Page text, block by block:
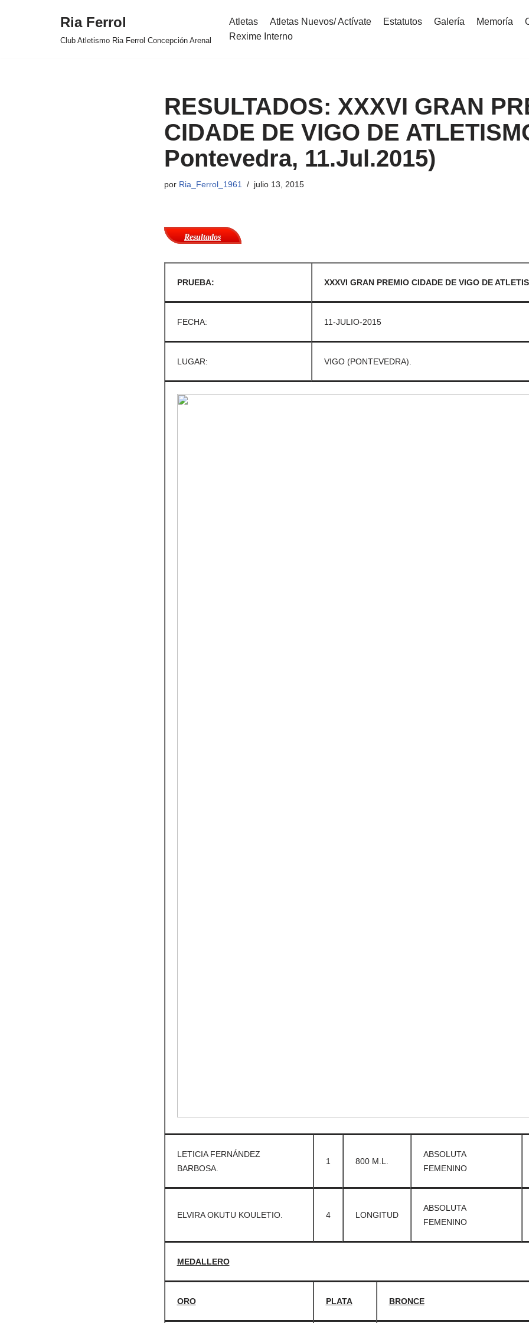
Ria Ferrol
Club Atletismo Ria Ferrol Concepción Arenal
Atletas Atletas Nuevos/ Actívate Estatutos Galería Memoría
Rexime Interno
RESULTADOS: XXXVI GRAN
CIDADE DE VIGO DE
Pontevedra, 11.Jul.2015)
por Ria_Ferrol_1961 julio 13, 2015
Resultados
PRUEBA: XXXVI GRAN PREMIO CIDADE DE VIGO DE
FECHA: 11-JULIO-2015
LUGAR: VIGO (PONTEVEDRA).
LETICIA FERNÁNDEZ
BARBOSA.
1 800 M.L.
ABSOLUTA
FEMENINO
ELVIRA OKUTU KOULETIO. 4 LONGITUD
ABSOLUTA
FEMENINO
MEDALLERO
ORO PLATA BRONCE